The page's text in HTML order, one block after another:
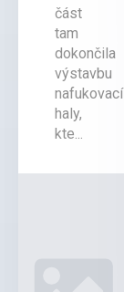
část
tam
dokončila
výstavbu
nafukovací
haly,
kte...